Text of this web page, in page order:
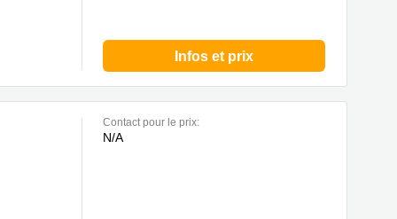
Infos et prix
Contact pour le prix:
N/A